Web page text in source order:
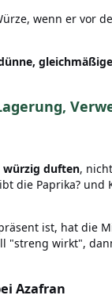
wenn er vor
würzig duften,
die Paprika?
ist, hat die
"streng wirkt",
Azafran